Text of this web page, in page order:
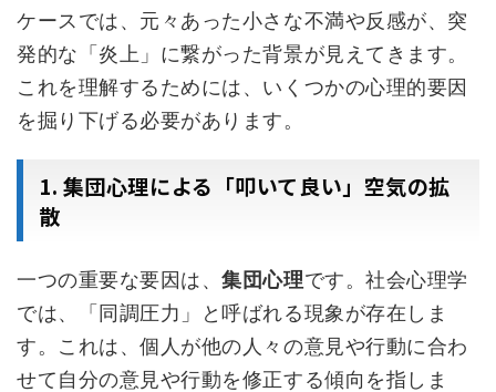
ケースでは、元々あった小さな不満や反感が、突
発的な「炎上」に繋がった背景が見えてきます。
これを理解するためには、いくつかの心理的要因
を掘り下げる必要があります。
1. 集団心理による「叩いて良い」空気の拡
散
一つの重要な要因は、集団心理です。社会心理学
では、「同調圧力」と呼ばれる現象が存在しま
す。これは、個人が他の人々の意見や行動に合わ
せて自分の意見や行動を修正する傾向を指しま